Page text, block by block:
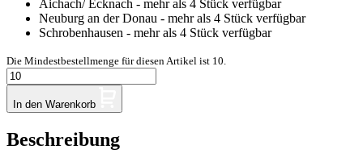
Aichach/ Ecknach - mehr als 4 Stück verfügbar
Neuburg an der Donau - mehr als 4 Stück verfügbar
Schrobenhausen - mehr als 4 Stück verfügbar
Die Mindestbestellmenge für diesen Artikel ist 10.
In den Warenkorb
Beschreibung